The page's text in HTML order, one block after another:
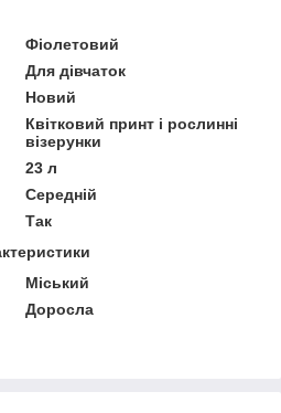
Фіолетовий
Для дівчаток
Новий
Квітковий принт і рослинні
візерунки
23 л
Середній
Так
Міський
Доросла